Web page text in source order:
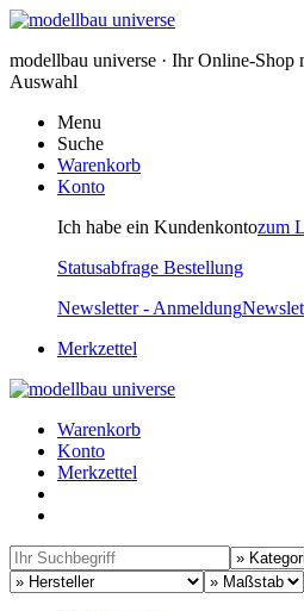
modellbau universe · Ihr Online-
Auswahl
Menu
Suche
Warenkorb
Konto
Ich habe ein Kundenkontozum
Statusabfrage Bestellung
Newsletter - Anmeldung
Merkzettel
Warenkorb
Konto
Merkzettel